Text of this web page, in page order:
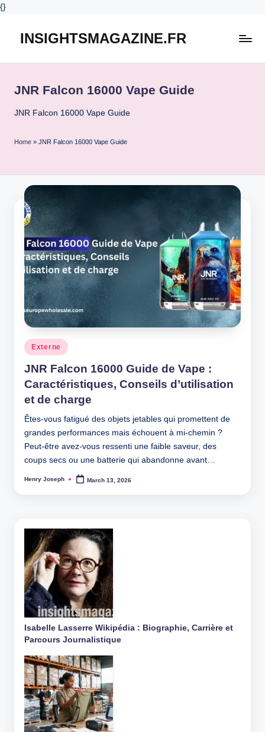
{}
INSIGHTSMAGAZINE.FR
JNR Falcon 16000 Vape Guide
JNR Falcon 16000 Vape Guide
Home » JNR Falcon 16000 Vape Guide
Posted
in
Externe
JNR Falcon 16000 Guide de Vape :
Caractéristiques, Conseils d’utilisation
et de charge
Êtes-vous fatigué des objets jetables qui promettent de
grandes performances mais échouent à mi-chemin ?
Peut-être avez-vous ressenti une faible saveur, des
coups secs ou une batterie qui abandonne avant…
Posted
Henry Joseph March 13, 2026
Isabelle Lasserre Wikipédia : Biographie, Carrière et
Parcours Journalistique